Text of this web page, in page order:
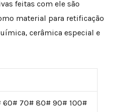
feitas com ele são
material para retificação
cerâmica especial e
60# 70# 80# 90# 100#